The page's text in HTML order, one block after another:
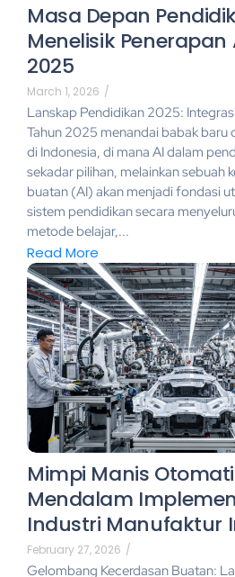
Masa Depan
Menelisik Penerapan
2025
March 1, 2026 /
Lanskap Pendidikan 2025:
Tahun 2025 menandai babak baru
di Indonesia, di mana AI dalam
sekadar pilihan, melainkan sebuah
buatan (AI) akan menjadi fondasi
sistem pendidikan secara
metode belajar,...
Read More
Mimpi Manis
Mendalam
Industri Manufaktur
February 27, 2026 /
Gelombang Kecerdasan Buatan: